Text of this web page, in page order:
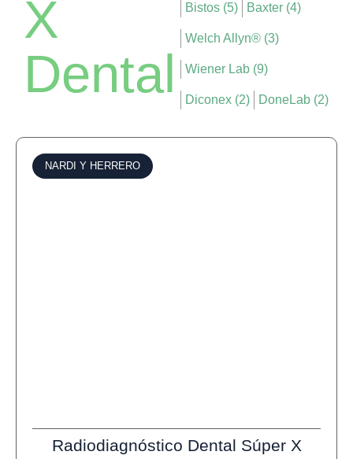
X
Dental
Bistos (5) Baxter (4)
Welch Allyn® (3)
Wiener Lab (9)
Diconex (2) DoneLab (2)
NARDI Y HERRERO
Radiodiagnóstico Dental Súper X